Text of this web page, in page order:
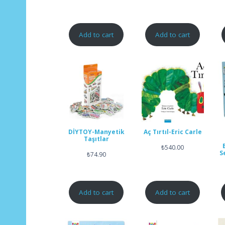
Add to cart Add to cart
DİYTOY-Manyetik
Taşıtlar
₺74.90
Add to cart
Aç Tırtıl-Eric Carle
₺540.00
Add to cart